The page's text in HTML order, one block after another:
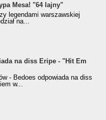
Mesa! "64 lajny"
legendami warszawskiej
na...
na diss Eripe - "Hit Em
- Bedoes odpowiada na diss
w...